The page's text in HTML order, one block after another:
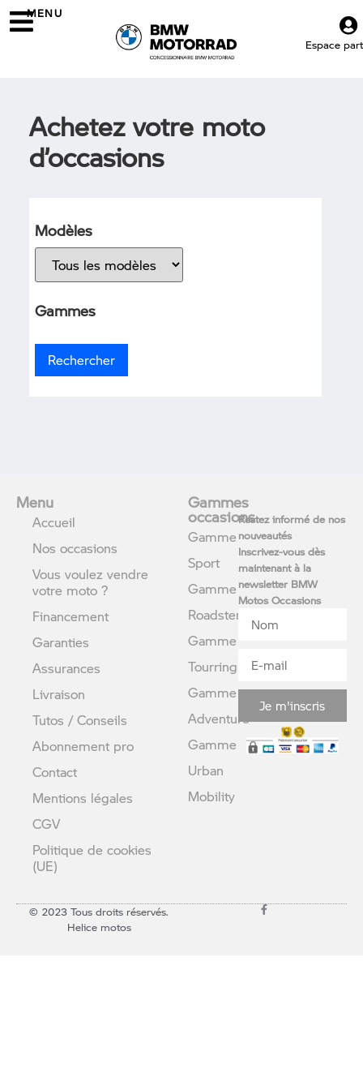
MENU
Espace
Achetez votre moto
d’occasions
Modèles
Gammes
Menu
Accueil
Nos occasions
Vous voulez vendre
votre moto ?
Financement
Garanties
Assurances
Livraison
Tutos / Conseils
Abonnement pro
Contact
Mentions légales
CGV
Politique de cookies
(UE)
Gammes
occasions
Gamme
Sport
Gamme
Roadster
Gamme
Tourring
Gamme
Adventure
Gamme
Urban
Mobility
Restez informé de nos
nouveautés
Inscrivez-vous dès
maintenant à la
newsletter BMW
Motos Occasions
Je m'inscris
© 2023 Tous droits réservés.
Helice motos